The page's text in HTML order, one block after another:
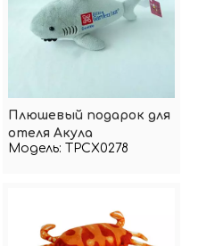
Плюшевый подарок для
отеля Акула
Модель: TPCX0278